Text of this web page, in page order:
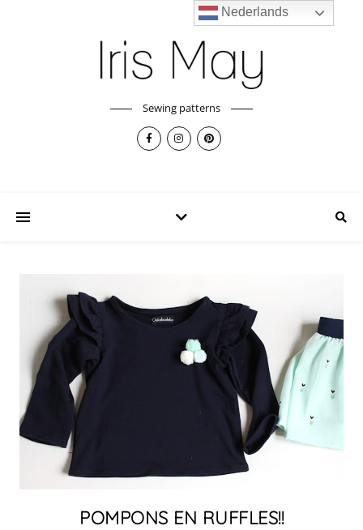
Sewing patterns
POMPONS EN RUFFLES!!
Nederlands